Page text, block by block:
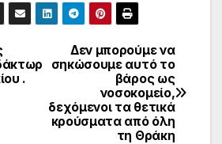
Δεν μπορούμε να
σηκώσουμε αυτό το
βάρος ως
νοσοκομείο,
δεχόμενοι τα θετικά
κρούσματα από όλη
τη Θράκη
.